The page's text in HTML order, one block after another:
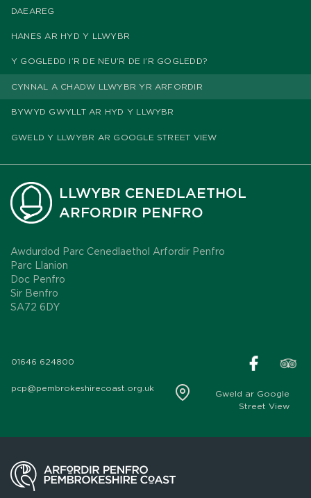
DAEAREG
HANES AR HYD Y LLWYBR
Y GOGLEDD I’R DE NEU’R DE I’R GOGLEDD?
CYNNAL A CHADW LLWYBR YR ARFORDIR
BYWYD GWYLLT AR HYD Y LLWYBR
GWELD Y LLWYBR AR GOOGLE STREET VIEW
LLWYBR CENEDLAETHOL
ARFORDIR PENFRO
Awdurdod Parc Cenedlaethol Arfordir Penfro
Parc Llanion
Doc Penfro
Sir Benfro
SA72 6DY
01646 624800
pcp@pembrokeshirecoast.org.uk
Gweld ar Google
Street View